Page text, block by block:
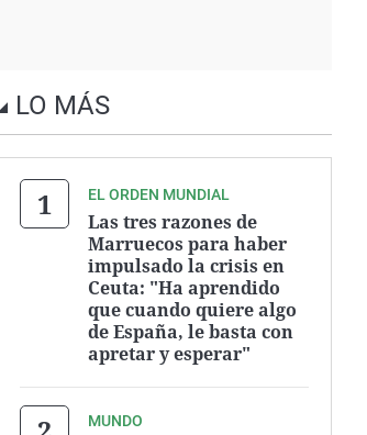
LO MÁS
EL ORDEN MUNDIAL
Las tres razones de
Marruecos para haber
impulsado la crisis en
Ceuta: "Ha aprendido
que cuando quiere algo
de España, le basta con
apretar y esperar"
MUNDO